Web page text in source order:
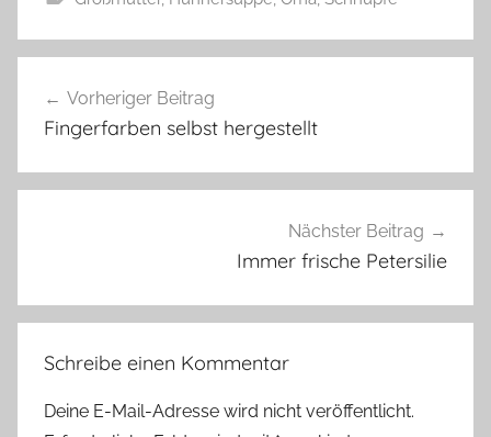
Vorheriger Beitrag
Fingerfarben selbst hergestellt
Nächster Beitrag
Immer frische Petersilie
Schreibe einen Kommentar
Deine E-Mail-Adresse wird nicht veröffentlicht.